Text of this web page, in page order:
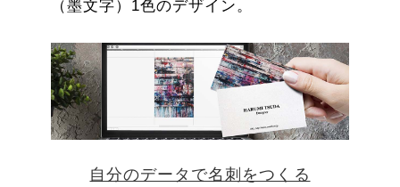
（墨文字）1色のデザイン。
自分のデータで名刺をつくる